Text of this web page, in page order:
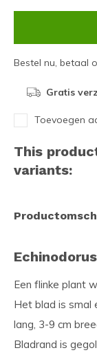
Bestel nu, betaal
Gratis
Toevoegen
This
variants:
Een flinke plant
Het blad is smal
lang, 3-9 cm
Bladrand is